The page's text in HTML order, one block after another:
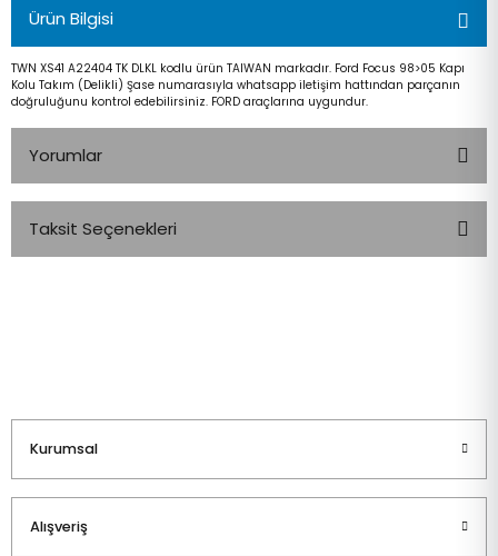
Ürün Bilgisi
TWN XS41 A22404 TK DLKL kodlu ürün TAIWAN markadır. Ford Focus 98>05 Kapı
Kolu Takım (Delikli) Şase numarasıyla whatsapp iletişim hattından parçanın
doğruluğunu kontrol edebilirsiniz. FORD araçlarına uygundur.
Yorumlar
Taksit Seçenekleri
Kurumsal
Alışveriş